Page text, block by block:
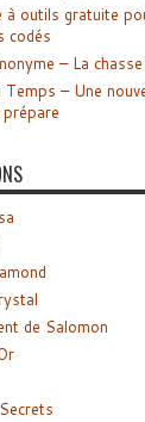
à outils gratuite
codés
– La
Temps – Une
de Salomon